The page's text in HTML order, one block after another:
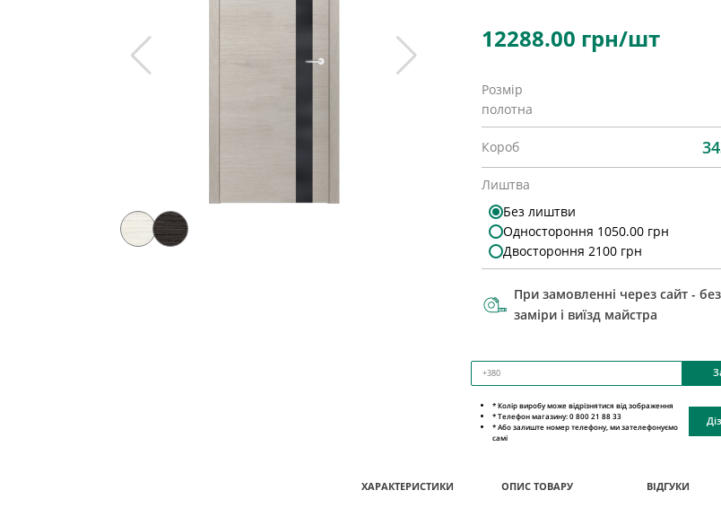
12288.00 грн/шт
Розмір
полотна
Короб
Лиштва
Без лиштви
Одностороння 1050.00 грн
Двостороння 2100 грн
При замовленні через сайт -
заміри і виїзд майстра
* Колір виробу може відрізнятися від зображення
* Телефон магазину: 0 800 21 88 33
* Або залиште номер телефону, ми зателефонуємо
самі
ХАРАКТЕРИСТИКИ ОПИС ТОВАРУ ВІДГУКИ